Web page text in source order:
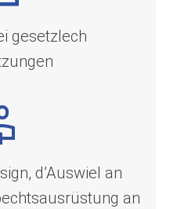
gesetzlech
d’Auswiel an
an